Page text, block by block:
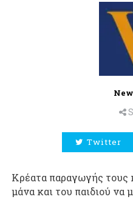
Twitter
Κρέατα παραγωγής τους
μάνα και του παιδιού να